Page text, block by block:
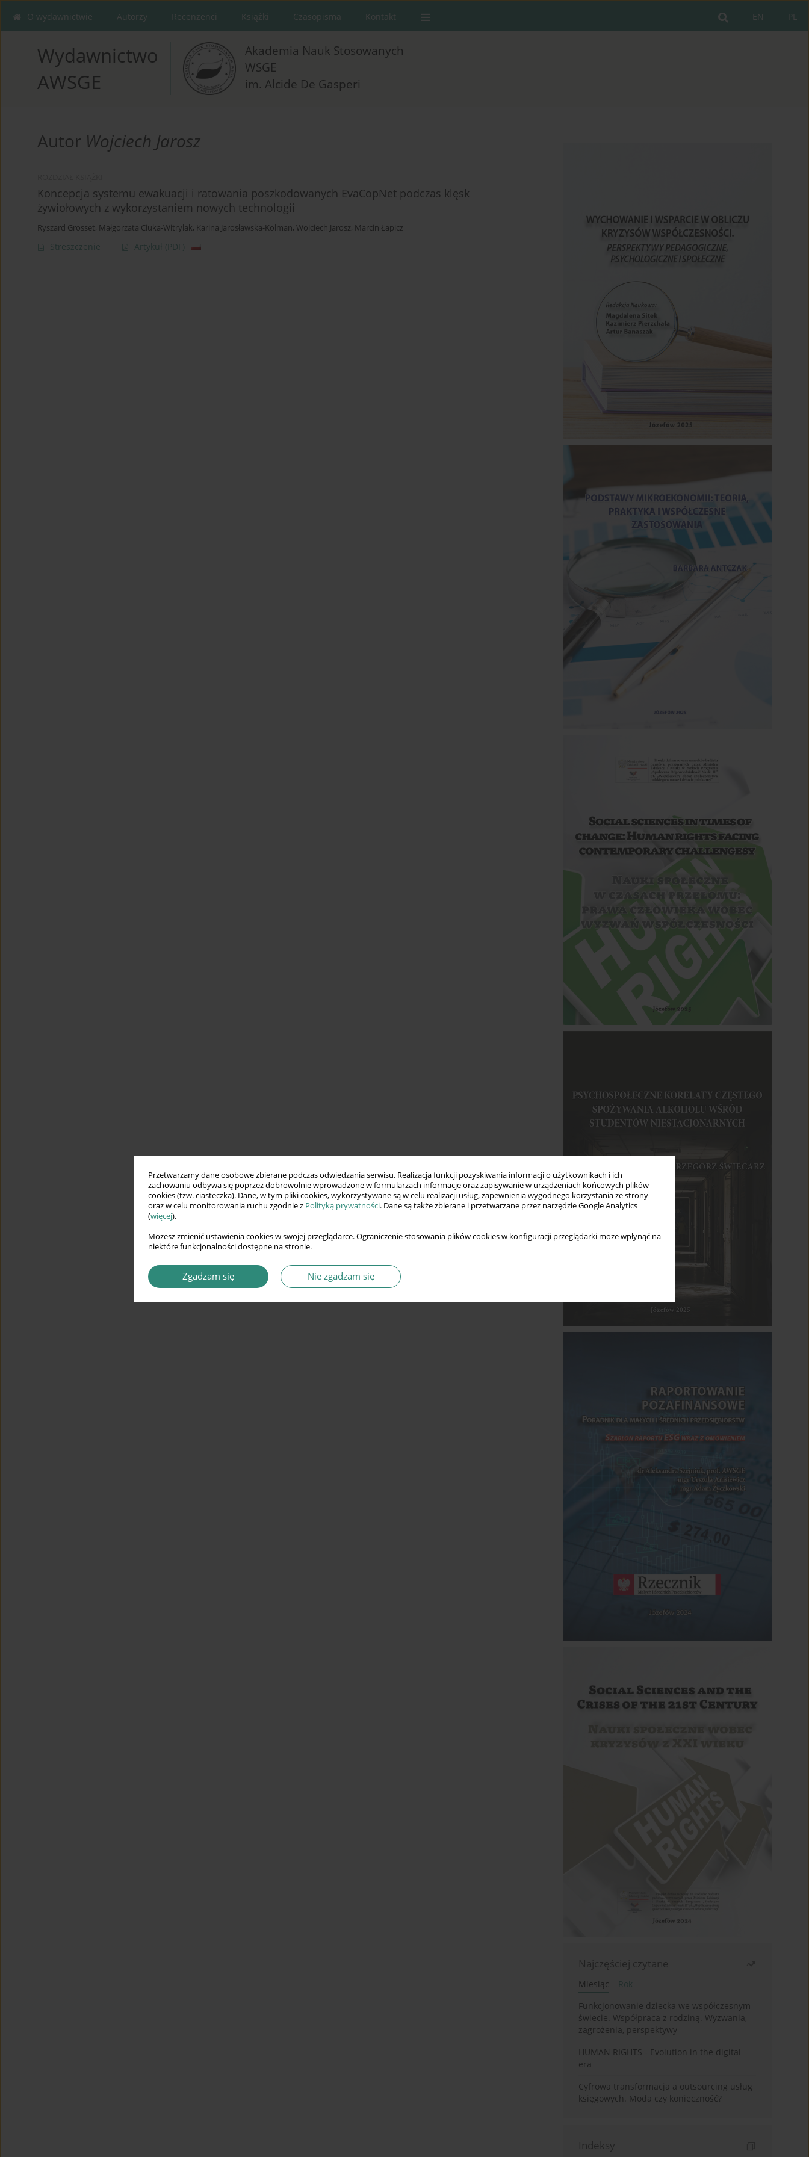
Przetwarzamy dane osobowe zbierane podczas odwiedzania serwisu. Realizacja funkcji pozyskiwania informacji o użytkownikach i ich
zachowaniu odbywa się poprzez dobrowolnie wprowadzone w formularzach informacje oraz zapisywanie w urządzeniach końcowych plików
cookies (tzw. ciasteczka). Dane, w tym pliki cookies, wykorzystywane są w celu realizacji usług, zapewnienia wygodnego korzystania ze strony
oraz w celu monitorowania ruchu zgodnie z Polityką prywatności. Dane są także zbierane i przetwarzane przez narzędzie Google Analytics
(więcej).
Możesz zmienić ustawienia cookies w swojej przeglądarce. Ograniczenie stosowania plików cookies w konfiguracji przeglądarki może wpłynąć na
niektóre funkcjonalności dostępne na stronie.
Zgadzam się Nie zgadzam się
PL
EN
O wydawnictwie Autorzy Recenzenci Książki Czasopisma Kontakt
Wydawnictwo
AWSGE
Akademia Nauk Stosowanych
WSGE
im. Alcide De Gasperi
Autor Wojciech Jarosz
Koncepcja systemu ewakuacji i ratowania poszkodowanych EvaCopNet podczas klęsk
żywiołowych z wykorzystaniem nowych technologii
Ryszard Grosset, Małgorzata Ciuka-Witrylak, Karina Jarosławska-Kolman, Wojciech Jarosz, Marcin Łapicz
Streszczenie Artykuł (PDF)
Najczęściej czytane
Miesiąc
Rok
Funkcjonowanie dziecka we współczesnym
świecie. Współpraca z rodziną. Wyzwania,
zagrożenia, perspektywy
HUMAN RIGHTS - Evolution in the digital
era
Cyfrowa transformacja a outsourcing usług
księgowych. Moda czy konieczność?
Indeksy